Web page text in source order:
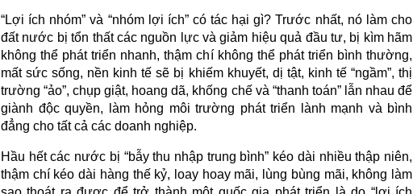
“Lợi ích nhóm” và “nhóm lợi ích” có tác hại gì? Trước nhất, nó làm cho
đất nước bị tổn thất các nguồn lực và giảm hiệu quả đầu tư, bị kìm hãm
không thể phát triển nhanh, thậm chí không thể phát triển bình thường,
mất sức sống, nền kinh tế sẽ bị khiếm khuyết, dị tật, kinh tế “ngầm”, thị
trường “ảo”, chụp giật, hoang dã, khống chế và “thanh toán” lẫn nhau để
giành độc quyền, làm hỏng môi trường phát triển lành mạnh và bình
đẳng cho tất cả các doanh nghiệp.
Hầu hết các nước bị “bẫy thu nhập trung bình” kéo dài nhiều thập niên,
thậm chí kéo dài hàng thế kỷ, loay hoay mãi, lùng bùng mãi, không làm